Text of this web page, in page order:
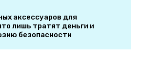
аксессуаров для
лишь тратят деньги и
безопасности